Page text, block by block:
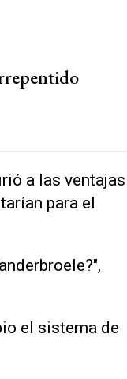
a las ventajas
para el
el sistema de